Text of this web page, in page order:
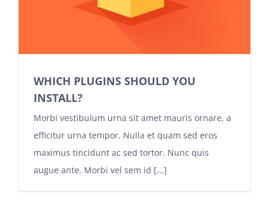
WHICH PLUGINS SHOULD YOU
INSTALL?
Morbi vestibulum urna sit amet mauris ornare, a
efficitur urna tempor. Nulla et quam sed eros
maximus tincidunt ac sed tortor. Nunc quis
augue ante. Morbi vel sem id [...]